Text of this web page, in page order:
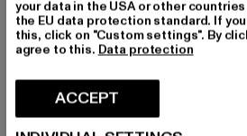
your data in the USA or other
the EU data protection standard. If
this, click on "Custom settings". By
agree to this. Data protection
ACCEPT